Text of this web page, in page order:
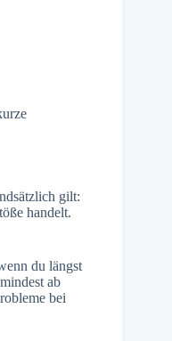
gilt:
handelt.
du längst
ab
bei